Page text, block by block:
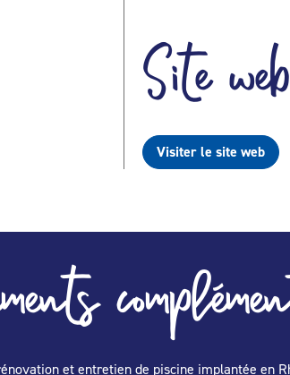
Site web
Visiter le site web
et entretien de piscine implantée en